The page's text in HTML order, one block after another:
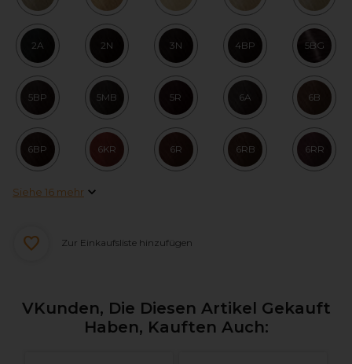
2A 2N 3N 4BP 5BG
5BP 5MB 5R 6A 6B
6BP 6KR 6R 6RB 6RR
Siehe 16 mehr
Zur Einkaufsliste hinzufügen
VKunden, Die Diesen Artikel Gekauft
Haben, Kauften Auch: